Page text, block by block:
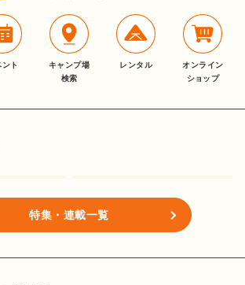
ント
キャンプ場
検索
レンタル
オンライン
ショップ
特集・連載一覧